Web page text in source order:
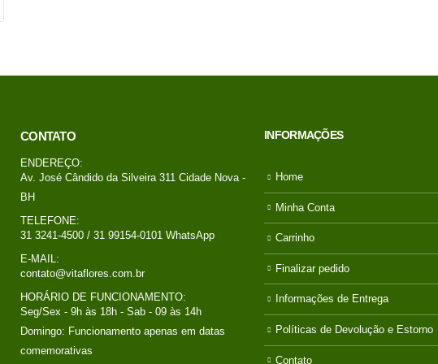
CONTATO
ENDEREÇO:
Av. José Cândido da Silveira 311 Cidade Nova -
BH
TELEFONE:
31 3241-4500 / 31 99154-0101 WhatsApp
E-MAIL:
contato@vitaflores.com.br
HORÁRIO DE FUNCIONAMENTO:
Seg/Sex - 9h às 18h - Sab - 09 às 14h
Domingo: Funcionamento apenas em datas
comemorativas
INFORMAÇÕES
Home
Minha Conta
Carrinho
Finalizar pedido
Informações de Entrega
Políticas de Devolução e Estorno
Contato